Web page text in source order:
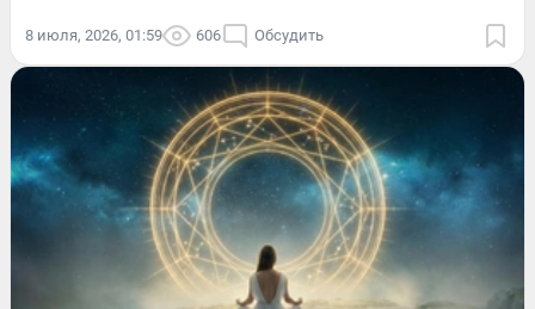
8 июля, 2026, 01:59 606 Обсудить